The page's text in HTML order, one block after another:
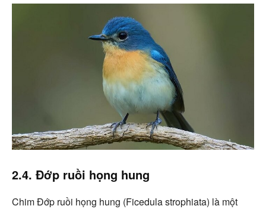
2.4. Đớp ruồi họng hung
Chim Đớp ruồi họng hung (Ficedula strophiata) là một